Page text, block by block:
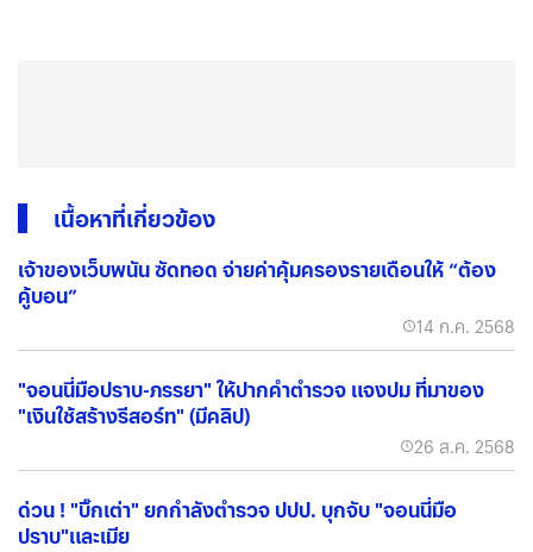
เนื้อหาที่เกี่ยวข้อง
เจ้าของเว็บพนัน ซัดทอด จ่ายค่าคุ้มครองรายเดือนให้ “ต้อง
คู้บอน”
14 ก.ค. 2568
"จอนนี่มือปราบ-ภรรยา" ให้ปากคำตำรวจ แจงปม ที่มาของ
"เงินใช้สร้างรีสอร์ท" (มีคลิป)
26 ส.ค. 2568
ด่วน ! "บิ๊กเต่า" ยกกำลังตำรวจ ปปป. บุกจับ "จอนนี่มือ
ปราบ"และเมีย